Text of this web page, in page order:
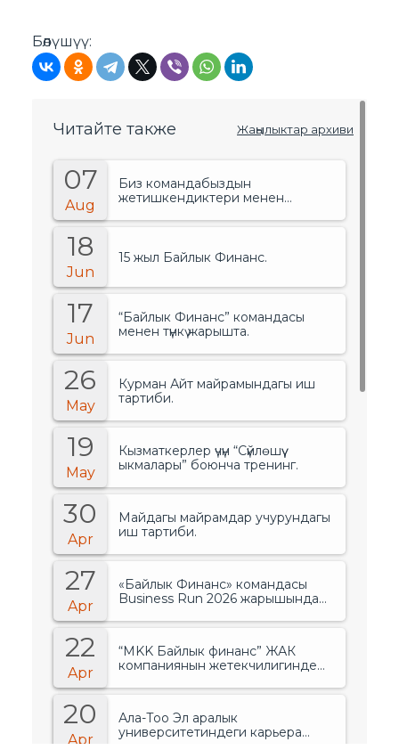
Бөлүшүү:
Читайте также Жаңылыктар архиви
07
Aug
Биз командабыздын
жетишкендиктери менен
18
Jun
15 жыл Байлык Финанс.
17
Jun
“Байлык Финанс” командасы
менен түнкү жарышта.
26
May
Курман Айт майрамындагы иш
тартиби.
19
May
Кызматкерлер үчүн “Сүйлөшүү
ыкмалары” боюнча тренинг.
30
Apr
Майдагы майрамдар учурундагы
иш тартиби.
27
Apr
«Байлык Финанс» командасы
Business Run 2026 жарышында
уюмдардын арасында биринчи
22
Apr
“MKK Байлык финанс” ЖАК
компаниянын жетекчилигинде
20
Apr
Ала-Тоо Эл аралык
университетиндеги карьера